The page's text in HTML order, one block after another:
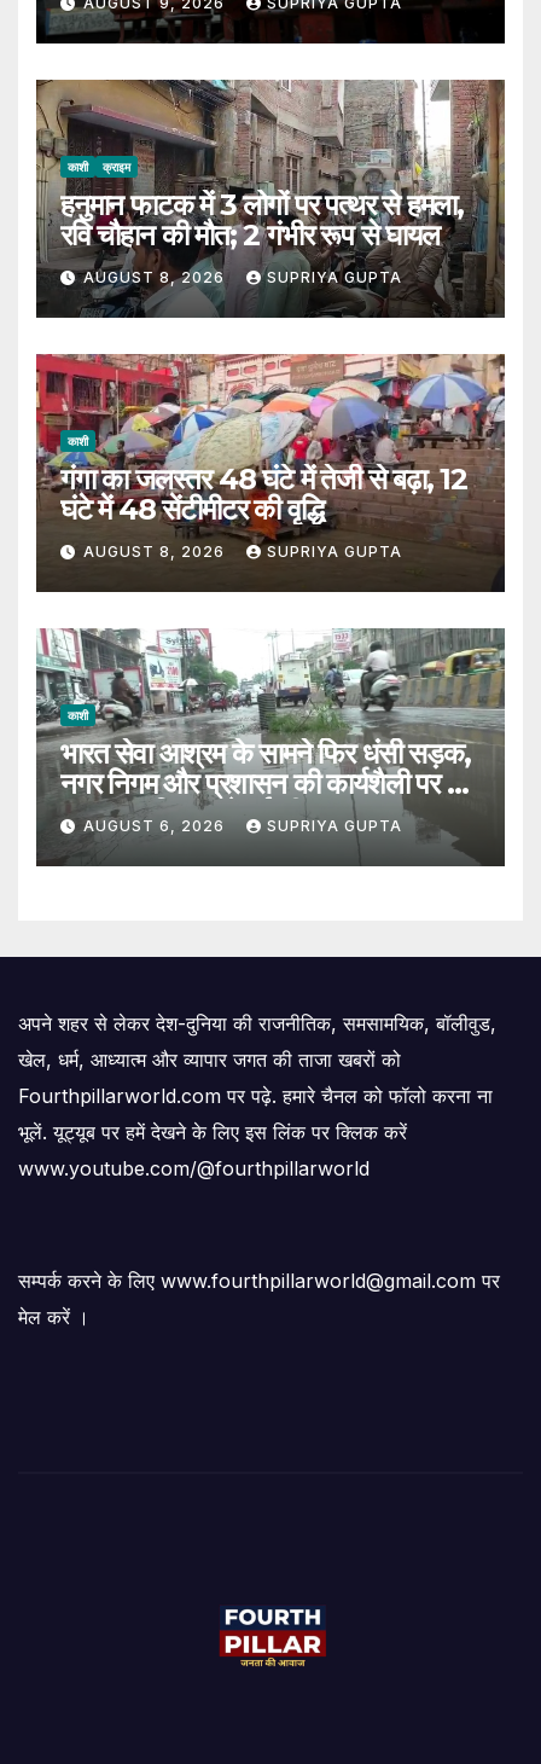
काशी क्राइम
हनुमान फाटक में 3 लोगों पर पत्थर से हमला,
रवि चौहान की मौत; 2 गंभीर रूप से घायल
AUGUST 8, 2026 SUPRIYA GUPTA
काशी
गंगा का जलस्तर 48 घंटे में तेजी से बढ़ा, 12
घंटे में 48 सेंटीमीटर की वृद्धि
AUGUST 8, 2026 SUPRIYA GUPTA
काशी
भारत सेवा आश्रम के सामने फिर धंसी सड़क,
नगर निगम और प्रशासन की कार्यशैली पर उठे
सवाल, 7 दिन पहले हुई थी मरम्मत
AUGUST 6, 2026 SUPRIYA GUPTA
अपने शहर से लेकर देश-दुनिया की राजनीतिक, समसामयिक, बॉलीवुड,
खेल, धर्म, आध्यात्म और व्यापार जगत की ताजा खबरों को
Fourthpillarworld.com पर पढ़े. हमारे चैनल को फॉलो करना ना
भूलें. यूट्यूब पर हमें देखने के लिए इस लिंक पर क्लिक करें
www.youtube.com/@fourthpillarworld
सम्पर्क करने के लिए www.fourthpillarworld@gmail.com पर
मेल करें ।